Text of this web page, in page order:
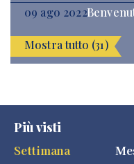
09 ago 2022
Mostra tutto (31)
Più visti
Settimana